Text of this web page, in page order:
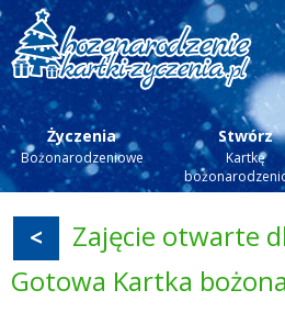
Życzenia
Bożonarodzeniowe
Stwórz
Kartkę
<
Zajęcie otwarte
Gotowa Kartka